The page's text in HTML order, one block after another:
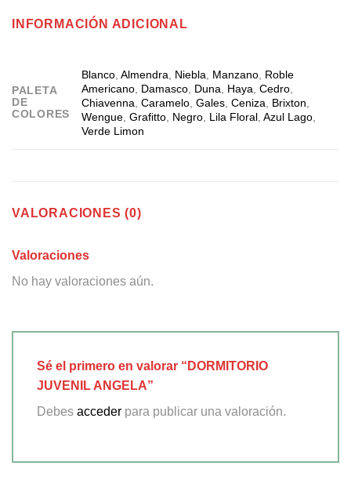
INFORMACIÓN ADICIONAL
PALETA
DE
COLORES
Blanco ,Almendra Niebla Manzano Roble
Americano Damasco Duna Haya ,Cedro
Chiavenna ,Caramelo ,Gales ,Ceniza Brixton
Wengue ,Grafitto Negro Lila Floral ,Azul Lago
Verde Limon
VALORACIONES (0)
Valoraciones
No hay valoraciones aún.
Sé el primero en valorar “DORMITORIO
JUVENIL ANGELA”
Debes acceder para publicar una valoración.